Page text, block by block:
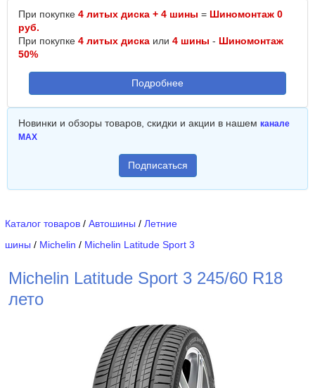
При покупке 4 литых диска + 4 шины = Шиномонтаж 0
руб.
При покупке 4 литых диска или 4 шины - Шиномонтаж
50%
Подробнее
Новинки и обзоры товаров, скидки и акции в нашем канале
MAX
Подписаться
Каталог товаров / Автошины / Летние
шины / Michelin / Michelin Latitude Sport 3
Michelin Latitude Sport 3 245/60 R18
лето